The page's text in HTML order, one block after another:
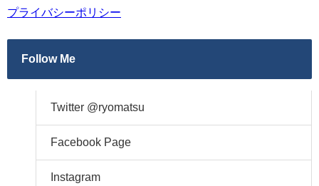
プライバシーポリシー
Follow Me
Twitter @ryomatsu
Facebook Page
Instagram